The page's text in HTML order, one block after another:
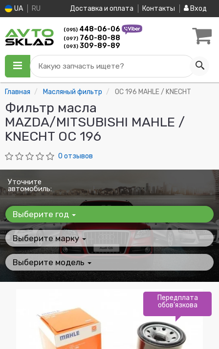
UA RU Доставка и оплата Контакты Вход
(095) 448-06-06
(097) 760-80-88
(093) 309-89-89
Какую запчасть ищете?
Главная Масляный фильтр OC 196 MAHLE / KNECHT
Фильтр масла
MAZDA/MITSUBISHI MAHLE /
KNECHT OC 196
0 отзывов
Уточните
автомобиль:
Выберите год
Выберите марку
Выберите модель
Передплата
обов'язкова